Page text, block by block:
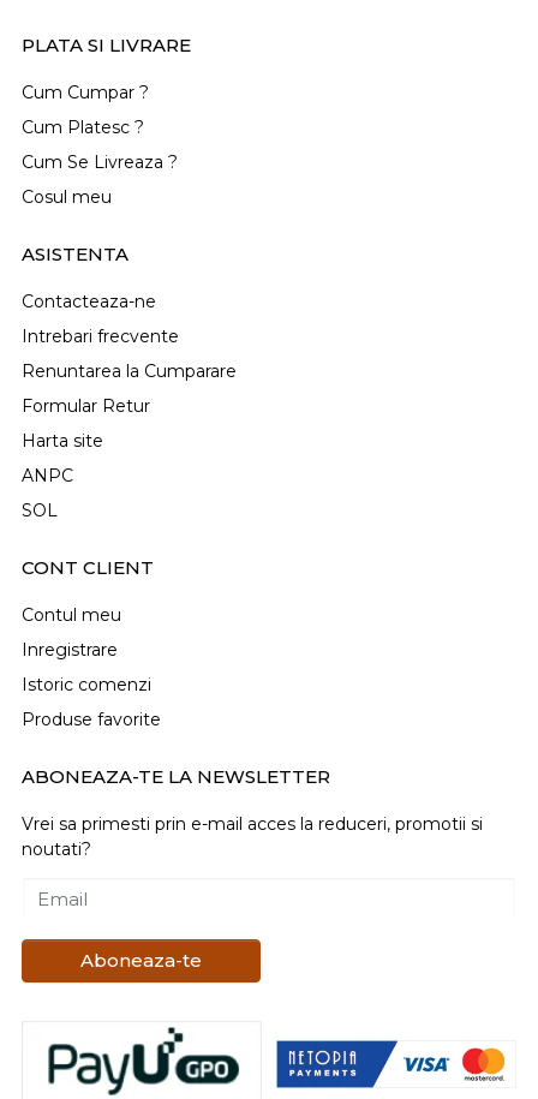
PLATA SI LIVRARE
Cum Cumpar ?
Cum Platesc ?
Cum Se Livreaza ?
Cosul meu
ASISTENTA
Contacteaza-ne
Intrebari frecvente
Renuntarea la Cumparare
Formular Retur
Harta site
ANPC
SOL
CONT CLIENT
Contul meu
Inregistrare
Istoric comenzi
Produse favorite
ABONEAZA-TE LA NEWSLETTER
Vrei sa primesti prin e-mail acces la reduceri, promotii si
noutati?
Email
Aboneaza-te